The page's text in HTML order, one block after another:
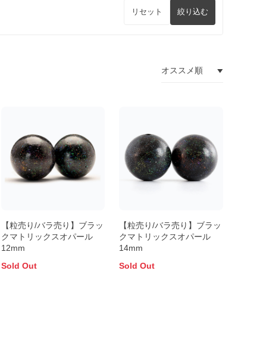
リセット 絞り込む
【粒売り/バラ売り】ブラッ
クマトリックスオパール
12mm
Sold Out
【粒売り/バラ売り】ブラッ
クマトリックスオパール
14mm
Sold Out